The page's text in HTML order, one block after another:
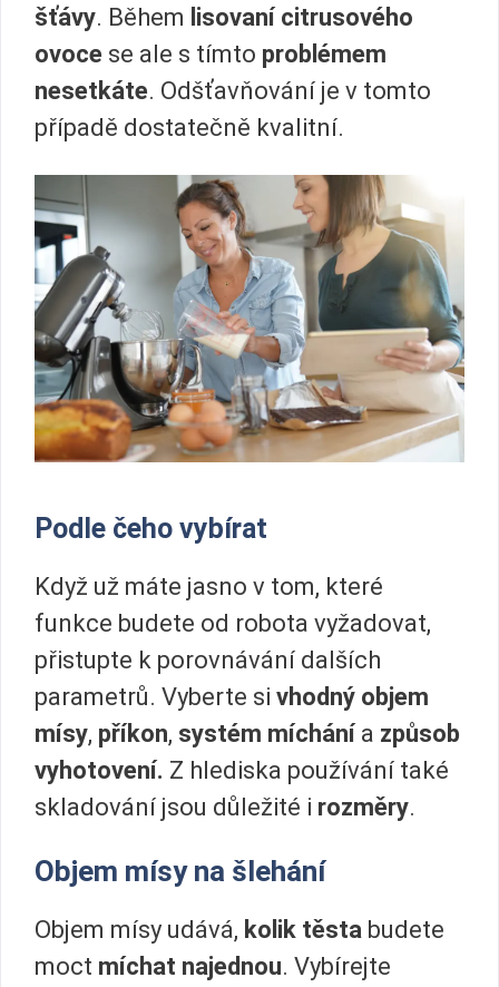
šťávy. Během lisovaní citrusového
ovoce se ale s tímto problémem
nesetkáte. Odšťavňování je v tomto
případě dostatečně kvalitní.
Podle čeho vybírat
Když už máte jasno v tom, které
funkce budete od robota vyžadovat,
přistupte k porovnávání dalších
parametrů. Vyberte si vhodný objem
mísy, příkon, systém míchánía způsob
vyhotovení. Z hlediska používání také
skladování jsou důležité i rozměry.
Objem mísy na šlehání
Objem mísy udává, kolik těsta budete
moct míchat najednou. Vybírejte